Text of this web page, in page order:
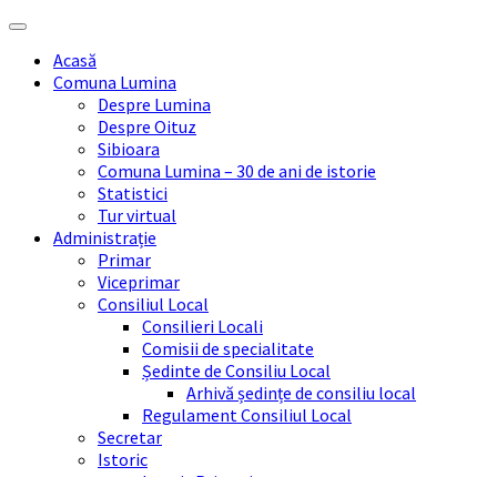
Skip
content
Skip
sidebar
Skip
right
sidebar
Skip
footerAcasă
Comuna Lumina
Despre Lumina
Despre Oituz
Sibioara
Comuna Lumina – 30 de ani de istorie
Statistici
Tur virtual
Administrație
Primar
Viceprimar
Consiliul Local
Consilieri Locali
Comisii de specialitate
Ședinte de Consiliu Local
Arhivă ședințe de consiliu local
Regulament Consiliul Local
Secretar
Istoric